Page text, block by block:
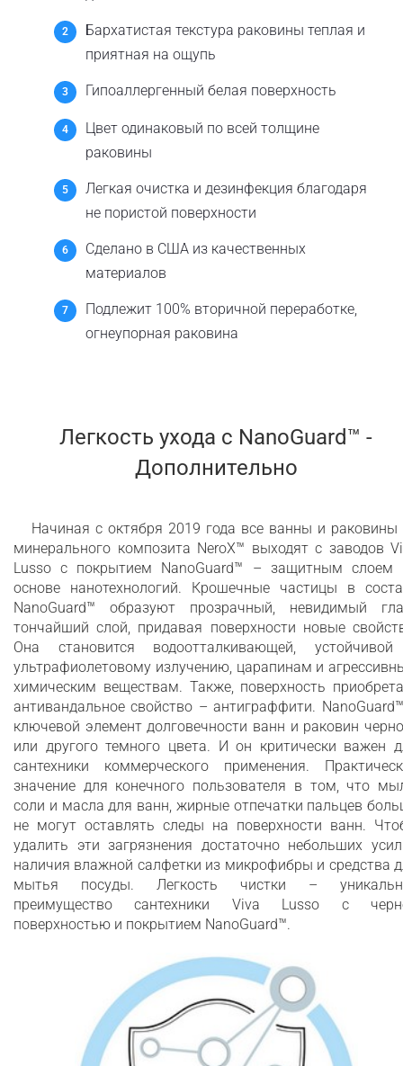
Бархатистая текстура раковины теплая и
приятная на ощупь
Гипоаллергенный белая поверхность
Цвет одинаковый по всей толщине
раковины
Легкая очистка и дезинфекция благодаря
не пористой поверхности
Сделано в США из качественных
материалов
Подлежит 100% вторичной переработке,
огнеупорная раковина
Легкость ухода c NanoGuard™ -
Дополнительно
Начиная с октября 2019 года все ванны и раковины
минерального композита NeroX™ выходят с заводов
Lusso с покрытием NanoGuard™ – защитным слоем
основе нанотехнологий. Крошечные частицы в
NanoGuard™ образуют прозрачный, невидимый
тончайший слой, придавая поверхности новые
Она становится водоотталкивающей,
ультрафиолетовому излучению, царапинам и
химическим веществам. Также, поверхность
антивандальное свойство – антиграффити.
ключевой элемент долговечности ванн и раковин
или другого темного цвета. И он критически важен
сантехники коммерческого применения.
значение для конечного пользователя в том, что
соли и масла для ванн, жирные отпечатки пальцев
не могут оставлять следы на поверхности ванн.
удалить эти загрязнения достаточно небольших
наличия влажной салфетки из микрофибры и средства
мытья посуды. Легкость чистки –
преимущество сантехники Viva Lusso с
поверхностью и покрытием NanoGuard™.